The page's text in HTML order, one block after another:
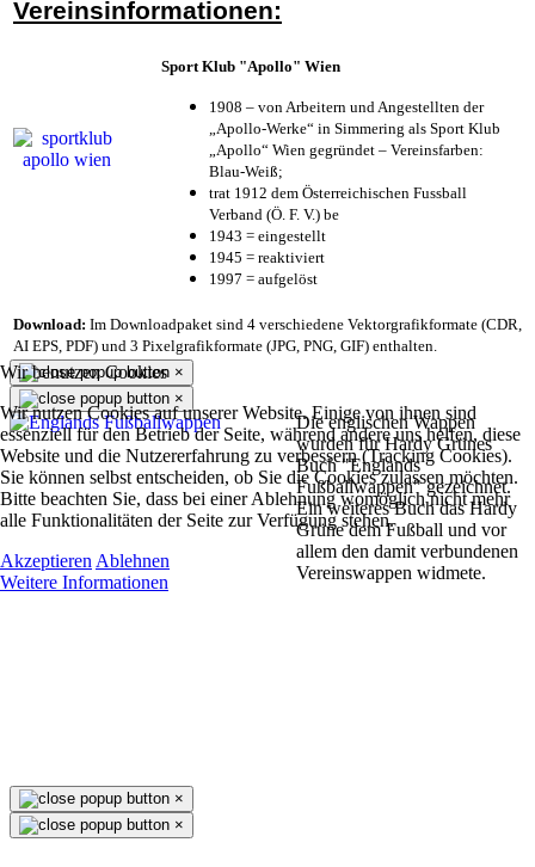
Wir benutzen Cookies
Wir nutzen Cookies auf unserer Website. Einige von ihnen sind
essenziell für den Betrieb der Seite, während andere uns helfen, diese
Website und die Nutzererfahrung zu verbessern (Tracking Cookies).
Sie können selbst entscheiden, ob Sie die Cookies zulassen möchten.
Bitte beachten Sie, dass bei einer Ablehnung womöglich nicht mehr
alle Funktionalitäten der Seite zur Verfügung stehen.
Akzeptieren Ablehnen
Weitere Informationen
Vereinsinformationen:
Sport Klub "Apollo" Wien
1908 – von Arbeitern und Angestellten der
„Apollo-Werke“ in Simmering als Sport Klub
„Apollo“ Wien gegründet – Vereinsfarben:
Blau-Weiß;
trat 1912 dem Österreichischen Fussball
Verband (Ö. F. V.) be
1943 = eingestellt
1945 = reaktiviert
1997 = aufgelöst
Download: Im Downloadpaket sind 4 verschiedene Vektorgrafikformate (CDR,
AI EPS, PDF) und 3 Pixelgrafikformate (JPG, PNG, GIF) enthalten.
×
×
Die englischen Wappen
wurden für Hardy Grünes
Buch "Englands
Fußballwappen" gezeichnet.
Ein weiteres Buch das Hardy
Grüne dem Fußball und vor
allem den damit verbundenen
Vereinswappen widmete.
×
×